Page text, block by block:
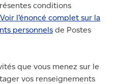
conditions
Voir l’énoncé complet sur la
personnels de Postes
que vous menez sur le
vos renseignements